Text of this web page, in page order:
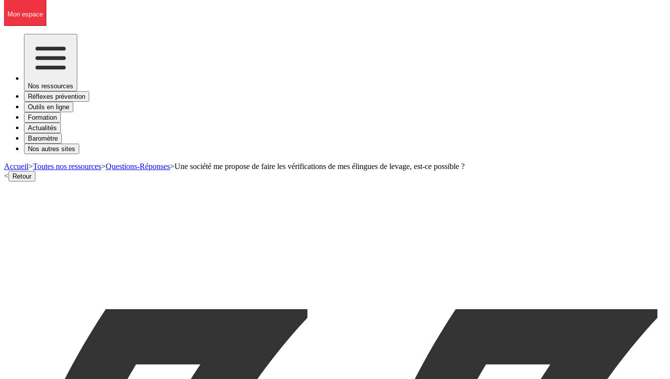
Mon espace
Nos ressources
Réflexes prévention
Outils en ligne
Formation
Actualités
Baromètre
Nos autres sites
Accueil>Toutes nos ressources>Questions-Réponses>Une société me propose de faire les vérifications de mes élingues de levage, est-ce possible ?
< Retour